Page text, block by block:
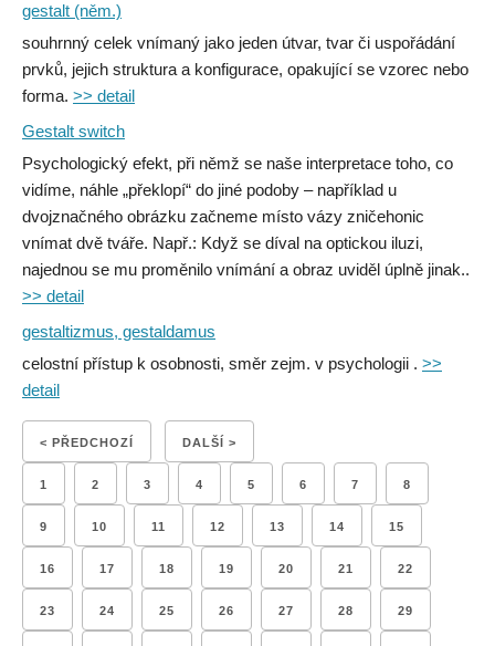
gestalt (něm.)
souhrnný celek vnímaný jako jeden útvar, tvar či uspořádání
prvků, jejich struktura a konfigurace, opakující se vzorec nebo
forma. >> detail
Gestalt switch
Psychologický efekt, při němž se naše interpretace toho, co
vidíme, náhle „překlopí“ do jiné podoby – například u
dvojznačného obrázku začneme místo vázy zničehonic
vnímat dvě tváře. Např.: Když se díval na optickou iluzi,
najednou se mu proměnilo vnímání a obraz uviděl úplně jinak..
>> detail
gestaltizmus, gestaldamus
celostní přístup k osobnosti, směr zejm. v psychologii . >>
detail
< PŘEDCHOZÍ DALŠÍ >
1 2 3 4 5 6 7 8
9 10 11 12 13 14 15
16 17 18 19 20 21 22
23 24 25 26 27 28 29